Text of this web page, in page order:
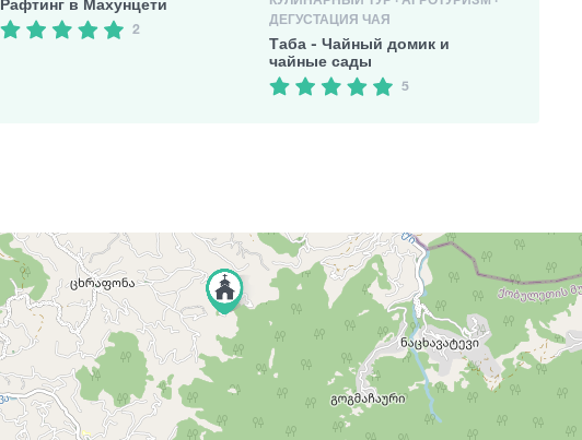
Рафтинг в Махунцети
2
ДЕГУСТАЦИЯ ЧАЯ
Таба - Чайный домик и
чайные сады
5